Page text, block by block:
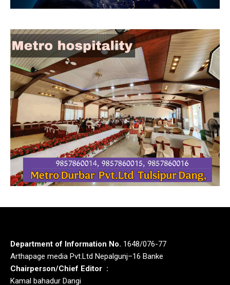
Department of Information No. 1648/076-77
Arthapage media Pvt.Ltd Nepalgunj–16 Banke
Chairperson/Chief Editor :
Kamal bahadur Dangi